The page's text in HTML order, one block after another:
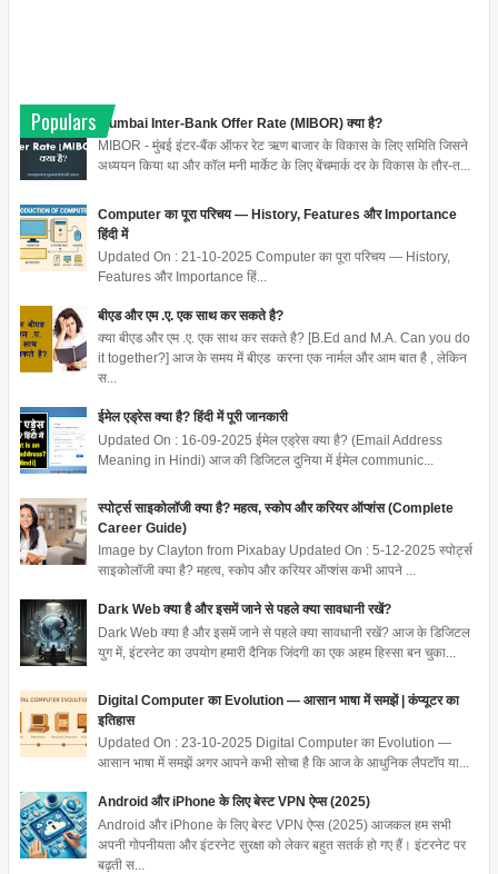
Populars
Mumbai Inter-Bank Offer Rate (MIBOR) क्या है?
MIBOR - मुंबई इंटर-बैंक ऑफर रेट ऋण बाजार के विकास के लिए समिति जिसने
अध्ययन किया था और कॉल मनी मार्केट के लिए बेंचमार्क दर के विकास के तौर-त...
Computer का पूरा परिचय — History, Features और Importance
हिंदी में
Updated On : 21-10-2025 Computer का पूरा परिचय — History,
Features और Importance हिं...
बीएड और एम .ए. एक साथ कर सकते है?
क्या बीएड और एम .ए. एक साथ कर सकते है? [B.Ed and M.A. Can you do
it together?] आज के समय में बीएड करना एक नार्मल और आम बात है , लेकिन
स...
ईमेल एड्रेस क्या है? हिंदी में पूरी जानकारी
Updated On : 16-09-2025 ईमेल एड्रेस क्या है? (Email Address
Meaning in Hindi) आज की डिजिटल दुनिया में ईमेल communic...
स्पोर्ट्स साइकोलॉजी क्या है? महत्व, स्कोप और करियर ऑप्शंस (Complete
Career Guide)
Image by Clayton from Pixabay Updated On : 5-12-2025 स्पोर्ट्स
साइकोलॉजी क्या है? महत्व, स्कोप और करियर ऑप्शंस कभी आपने ...
Dark Web क्या है और इसमें जाने से पहले क्या सावधानी रखें?
Dark Web क्या है और इसमें जाने से पहले क्या सावधानी रखें? आज के डिजिटल
युग में, इंटरनेट का उपयोग हमारी दैनिक जिंदगी का एक अहम हिस्सा बन चुका...
Digital Computer का Evolution — आसान भाषा में समझें | कंप्यूटर का
इतिहास
Updated On : 23-10-2025 Digital Computer का Evolution —
आसान भाषा में समझें अगर आपने कभी सोचा है कि आज के आधुनिक लैपटॉप या...
Android और iPhone के लिए बेस्ट VPN ऐप्स (2025)
Android और iPhone के लिए बेस्ट VPN ऐप्स (2025) आजकल हम सभी
अपनी गोपनीयता और इंटरनेट सुरक्षा को लेकर बहुत सतर्क हो गए हैं। इंटरनेट पर
बढ़ती स...